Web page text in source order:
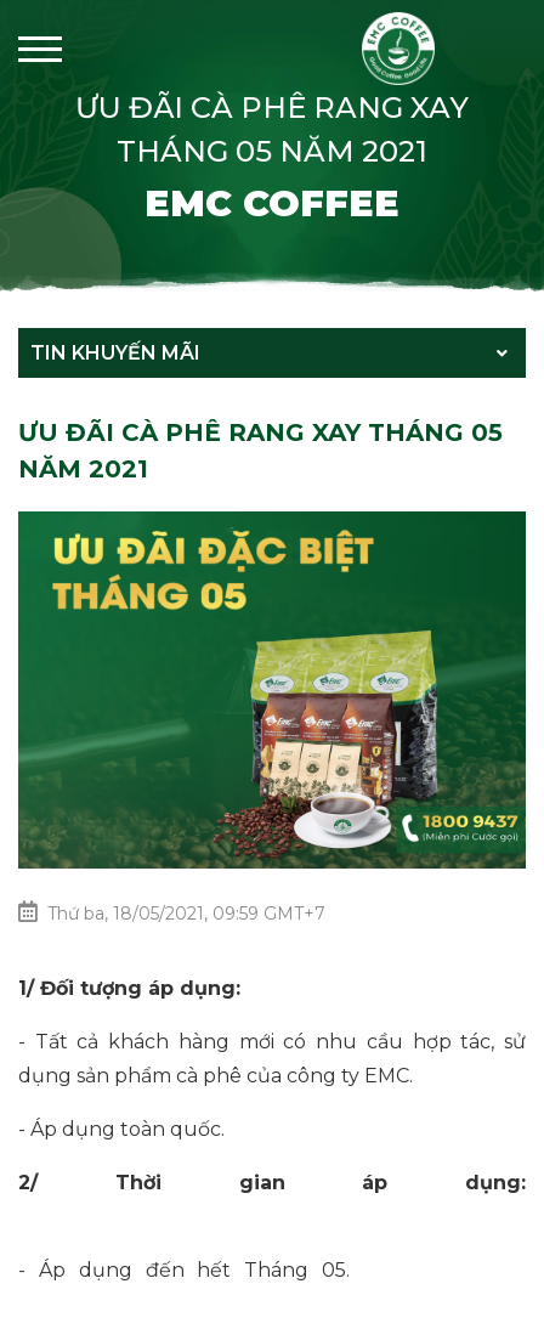
ƯU ĐÃI CÀ PHÊ RANG XAY
THÁNG 05 NĂM 2021
EMC COFFEE
TIN KHUYẾN MÃI
ƯU ĐÃI CÀ PHÊ RANG XAY THÁNG 05
NĂM 2021
Thứ ba, 18/05/2021, 09:59 GMT+7
1/ Đối tượng áp dụng:
- Tất cả khách hàng mới có nhu cầu hợp tác, sử
dụng sản phẩm cà phê của công ty EMC.
- Áp dụng toàn quốc.
2/ Thời gian áp dụng:
- Áp dụng đến hết Tháng 05.